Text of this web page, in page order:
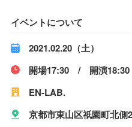
イベントについて
2021.02.20（土）
開場17:30 / 開演18:30
EN-LAB.
京都市東山区祇園町北側